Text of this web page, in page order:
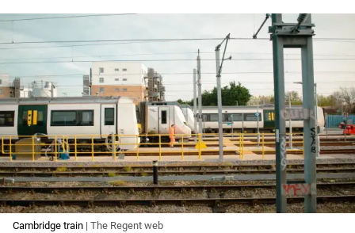
Cambridge train | The Regent web